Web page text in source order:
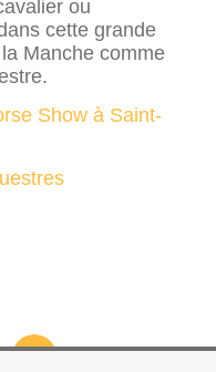
ou
cette grande
Manche comme
Show à Saint-